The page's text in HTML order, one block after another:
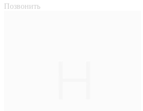
Позвонить